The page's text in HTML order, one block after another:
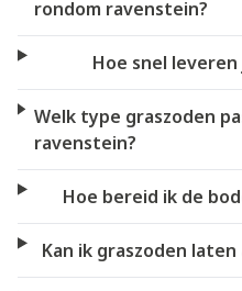
rondom ravenstein?
Hoe snel
Welk type graszoden
ravenstein?
Hoe bereid ik de
Kan ik graszoden